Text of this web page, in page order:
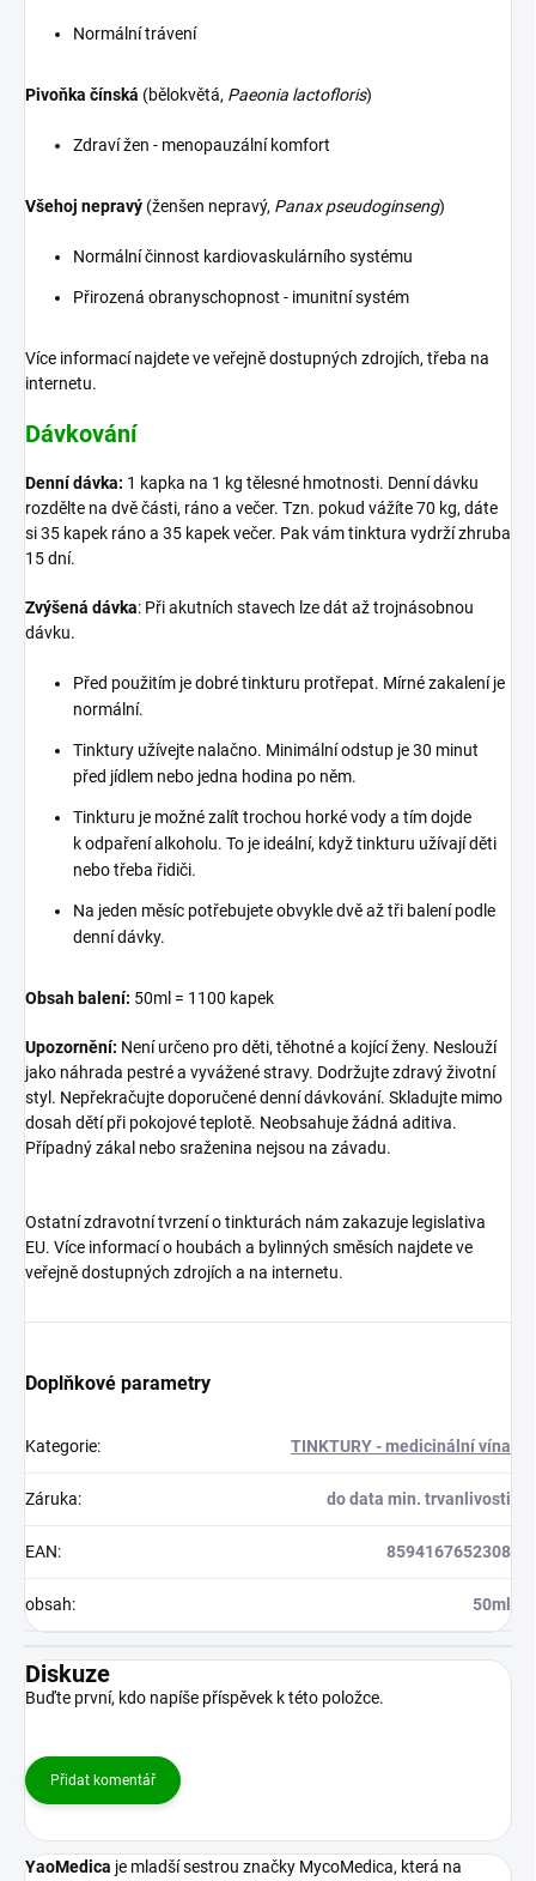
Normální trávení
Pivoňka čínská (bělokvětá, Paeonia lactofloris)
Zdraví žen - menopauzální komfort
Všehoj nepravý (ženšen nepravý, Panax pseudoginseng)
Normální činnost kardiovaskulárního systému
Přirozená obranyschopnost - imunitní systém
Více informací najdete ve veřejně dostupných zdrojích, třeba na
internetu.
Dávkování
Denní dávka: 1 kapka na 1 kg tělesné hmotnosti. Denní dávku
rozdělte na dvě části, ráno a večer. Tzn. pokud vážíte 70 kg, dáte
si 35 kapek ráno a 35 kapek večer. Pak vám tinktura vydrží zhruba
15 dní.
Zvýšená dávka: Při akutních stavech lze dát až trojnásobnou
dávku.
Před použitím je dobré tinkturu protřepat. Mírné zakalení je
normální.
Tinktury užívejte nalačno. Minimální odstup je 30 minut
před jídlem nebo jedna hodina po něm.
Tinkturu je možné zalít trochou horké vody a tím dojde
k odpaření alkoholu. To je ideální, když tinkturu užívají děti
nebo třeba řidiči.
Na jeden měsíc potřebujete obvykle dvě až tři balení podle
denní dávky.
Obsah balení: 50ml = 1100 kapek
Upozornění: Není určeno pro děti, těhotné a kojící ženy. Neslouží
jako náhrada pestré a vyvážené stravy. Dodržujte zdravý životní
styl. Nepřekračujte doporučené denní dávkování. Skladujte mimo
dosah dětí při pokojové teplotě. Neobsahuje žádná aditiva.
Případný zákal nebo sraženina nejsou na závadu.
Ostatní zdravotní tvrzení o tinkturách nám zakazuje legislativa
EU. Více informací o houbách a bylinných směsích najdete ve
veřejně dostupných zdrojích a na internetu.
Doplňkové parametry
Kategorie: TINKTURY - medicinální vína
Záruka: do data min. trvanlivosti
EAN: 8594167652308
obsah: 50ml
Diskuze
Buďte první, kdo napíše příspěvek k této položce.
Přidat komentář
YaoMedica je mladší sestrou značky MycoMedica, která na